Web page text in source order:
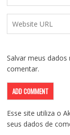
Salvar meus
comentar.
Esse site utiliza o
seus dados de